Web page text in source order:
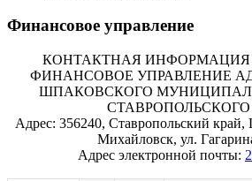
Финансовое управление
КОНТАКТНАЯ ИНФОРМАЦИЯ
ФИНАНСОВОЕ УПРАВЛЕНИЕ
ШПАКОВСКОГО
СТАВРОПОЛЬСКОГО
Адрес: 356240, Ставропольский
Михайловск, ул.
Адрес электронной почты: